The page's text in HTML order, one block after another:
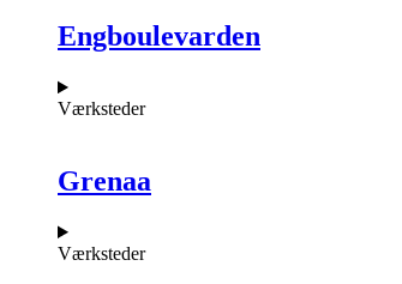
Engboulevarden
Værksteder
Grenaa
Værksteder